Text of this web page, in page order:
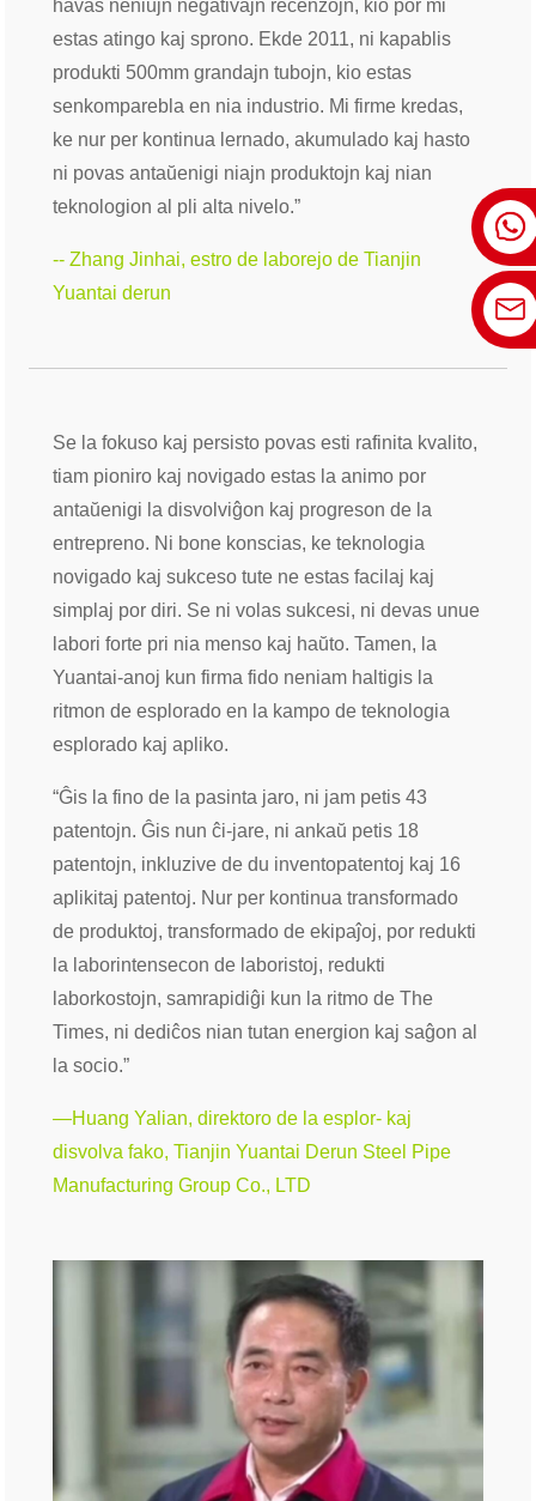
havas neniujn negativajn recenzojn, kio por mi
estas atingo kaj sprono. Ekde 2011, ni kapablis
produkti 500mm grandajn tubojn, kio estas
senkomparebla en nia industrio. Mi firme kredas,
ke nur per kontinua lernado, akumulado kaj hasto
ni povas antaŭenigi niajn produktojn kaj nian
teknologion al pli alta nivelo.”
-- Zhang Jinhai, estro de laborejo de Tianjin
Yuantai derun
Se la fokuso kaj persisto povas esti rafinita kvalito,
tiam pioniro kaj novigado estas la animo por
antaŭenigi la disvolviĝon kaj progreson de la
entrepreno. Ni bone konscias, ke teknologia
novigado kaj sukceso tute ne estas facilaj kaj
simplaj por diri. Se ni volas sukcesi, ni devas unue
labori forte pri nia menso kaj haŭto. Tamen, la
Yuantai-anoj kun firma fido neniam haltigis la
ritmon de esplorado en la kampo de teknologia
esplorado kaj apliko.
“Ĝis la fino de la pasinta jaro, ni jam petis 43
patentojn. Ĝis nun ĉi-jare, ni ankaŭ petis 18
patentojn, inkluzive de du inventopatentoj kaj 16
aplikitaj patentoj. Nur per kontinua transformado
de produktoj, transformado de ekipaĵoj, por redukti
la laborintensecon de laboristoj, redukti
laborkostojn, samrapidiĝi kun la ritmo de The
Times, ni dediĉos nian tutan energion kaj saĝon al
la socio.”
—Huang Yalian, direktoro de la esplor- kaj
disvolva fako, Tianjin Yuantai Derun Steel Pipe
Manufacturing Group Co., LTD